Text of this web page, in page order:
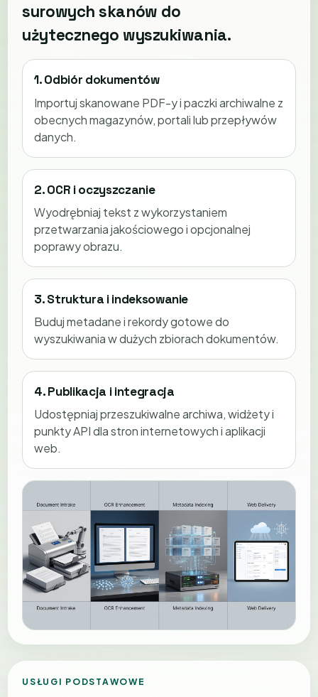
surowych skanów do
użytecznego wyszukiwania.
1. Odbiór dokumentów
Importuj skanowane PDF-y i paczki archiwalne z
obecnych magazynów, portali lub przepływów
danych.
2. OCR i oczyszczanie
Wyodrębniaj tekst z wykorzystaniem
przetwarzania jakościowego i opcjonalnej
poprawy obrazu.
3. Struktura i indeksowanie
Buduj metadane i rekordy gotowe do
wyszukiwania w dużych zbiorach dokumentów.
4. Publikacja i integracja
Udostępniaj przeszukiwalne archiwa, widżety i
punkty API dla stron internetowych i aplikacji
web.
USŁUGI PODSTAWOWE